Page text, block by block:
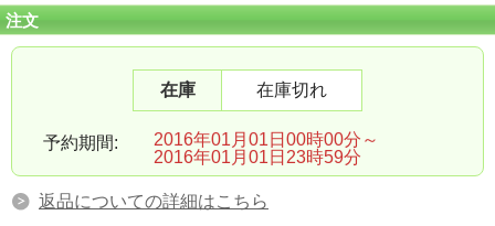
注文
在庫 在庫切れ
予約期間:
2016年01月01日00時00分～
2016年01月01日23時59分
返品についての詳細はこちら